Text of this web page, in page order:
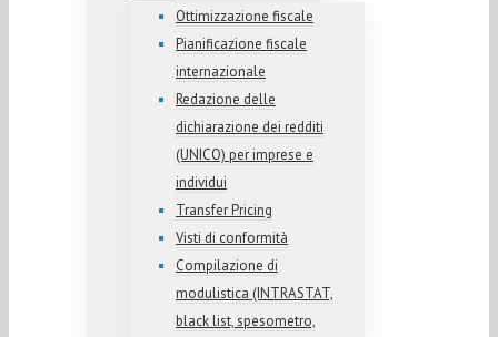
Ottimizzazione fiscale
Pianificazione fiscale
internazionale
Redazione delle
dichiarazione dei redditi
(UNICO) per imprese e
individui
Transfer Pricing
Visti di conformità
Compilazione di
modulistica (INTRASTAT,
black list, spesometro,